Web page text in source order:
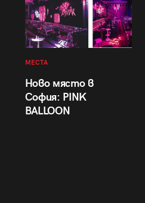
МЕСТА
Ново място в
София: PINK
BALLOON